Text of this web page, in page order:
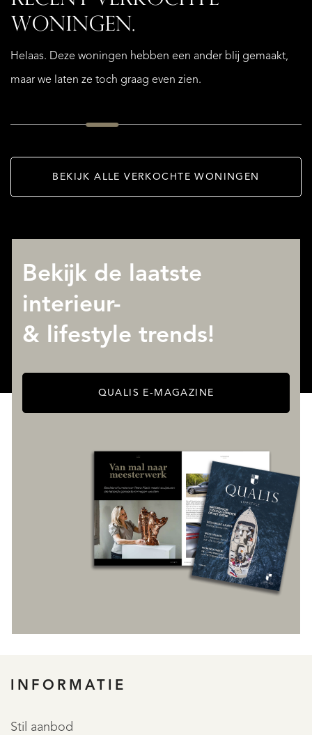
WONINGEN.
Helaas. Deze woningen hebben een ander blij gemaakt,
maar we laten ze toch graag even zien.AANVRAAG
BEKIJK ALLE VERKOCHTE WONINGEN
Bekijk de laatste
interieur-
& lifestyle trends!
QUALIS E-MAGAZINE
INFORMATIE
Stil aanbod
OVER QUALIS